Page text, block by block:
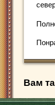
Вам